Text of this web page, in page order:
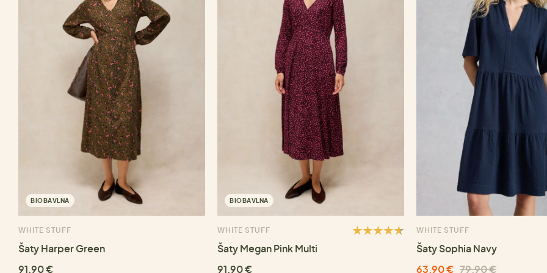
BIOBAVLNA
WHITE STUFF
Šaty Harper Green
91,90 €
BIOBAVLNA
WHITE STUFF
Šaty Megan Pink Multi
91,90 €
WHITE STUFF
Šaty Sophia Navy
63,90 € 79,90 €